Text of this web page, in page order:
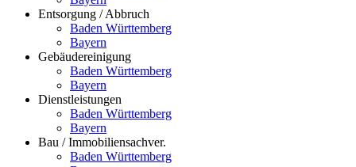
Entsorgung / Abbruch
Baden Württemberg
Bayern
Gebäudereinigung
Baden Württemberg
Bayern
Dienstleistungen
Baden Württemberg
Bayern
Bau / Immobiliensachver.
Baden Württemberg